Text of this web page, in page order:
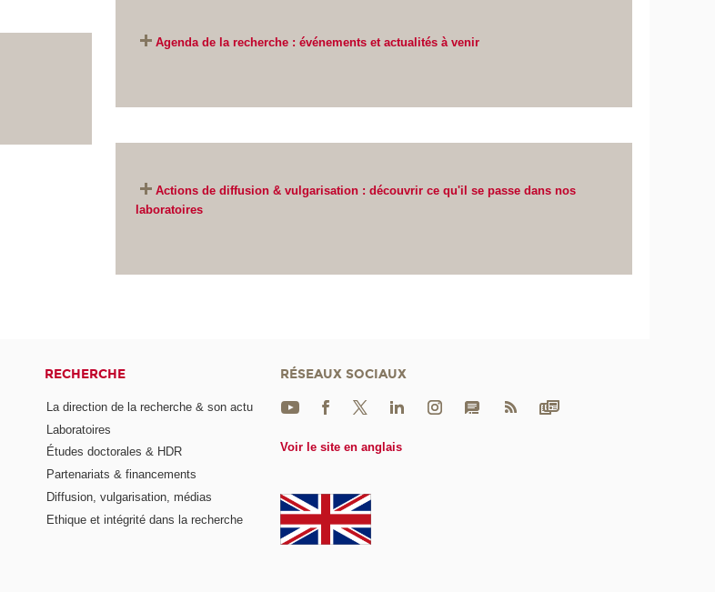
Agenda de la recherche : événements et actualités à venir
Actions de diffusion & vulgarisation : découvrir ce qu'il se passe dans nos
laboratoires
RECHERCHE
La direction de la recherche & son actu
Laboratoires
Études doctorales & HDR
Partenariats & financements
Diffusion, vulgarisation, médias
Ethique et intégrité dans la recherche
RÉSEAUX SOCIAUX
Voir le site en anglais